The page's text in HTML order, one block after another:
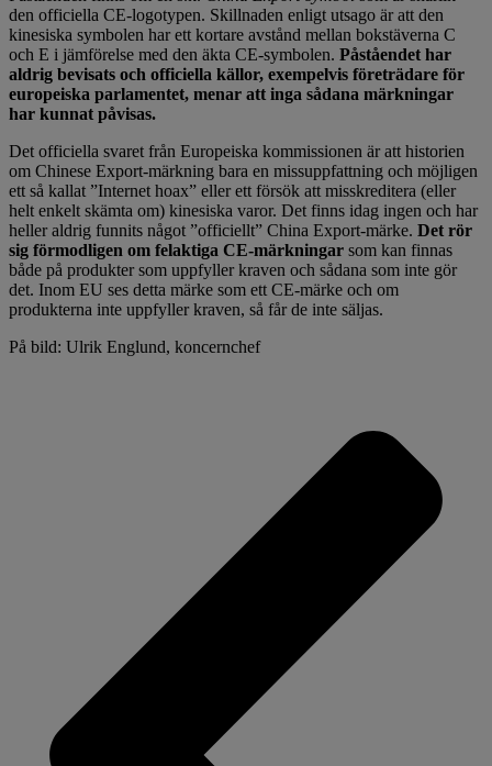
den officiella CE-logotypen. Skillnaden enligt utsago är att den
kinesiska symbolen har ett kortare avstånd mellan bokstäverna C
och E i jämförelse med den äkta CE-symbolen. Påståendet har
aldrig bevisats och officiella källor, exempelvis företrädare för
europeiska parlamentet, menar att inga sådana märkningar
har kunnat påvisas.
Det officiella svaret från Europeiska kommissionen är att historien
om Chinese Export-märkning bara en missuppfattning och möjligen
ett så kallat ”Internet hoax” eller ett försök att misskreditera (eller
helt enkelt skämta om) kinesiska varor. Det finns idag ingen och har
heller aldrig funnits något ”officiellt” China Export-märke. Det rör
sig förmodligen om felaktiga CE-märkningar som kan finnas
både på produkter som uppfyller kraven och sådana som inte gör
det. Inom EU ses detta märke som ett CE-märke och om
produkterna inte uppfyller kraven, så får de inte säljas.
På bild: Ulrik Englund, koncernchef